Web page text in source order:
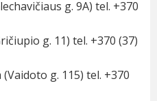
g. 9A) tel. +370
g. 11) tel. +370 (37)
g. 115) tel. +370